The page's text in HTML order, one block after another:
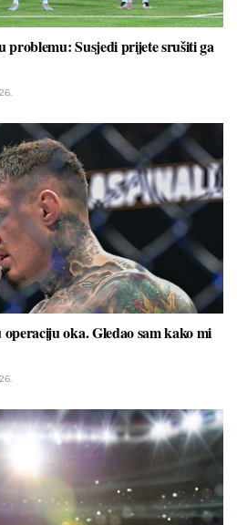
problemu: Susjedi prijete srušiti ga
oka. Gledao sam kako mi